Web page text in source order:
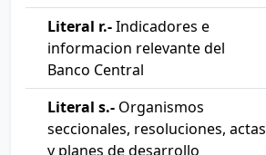
Literal r.-Indicadores e
informacion relevante del
Banco Central
Literal s.- Organismos
seccionales, resoluciones, actas
y planes de desarrollo